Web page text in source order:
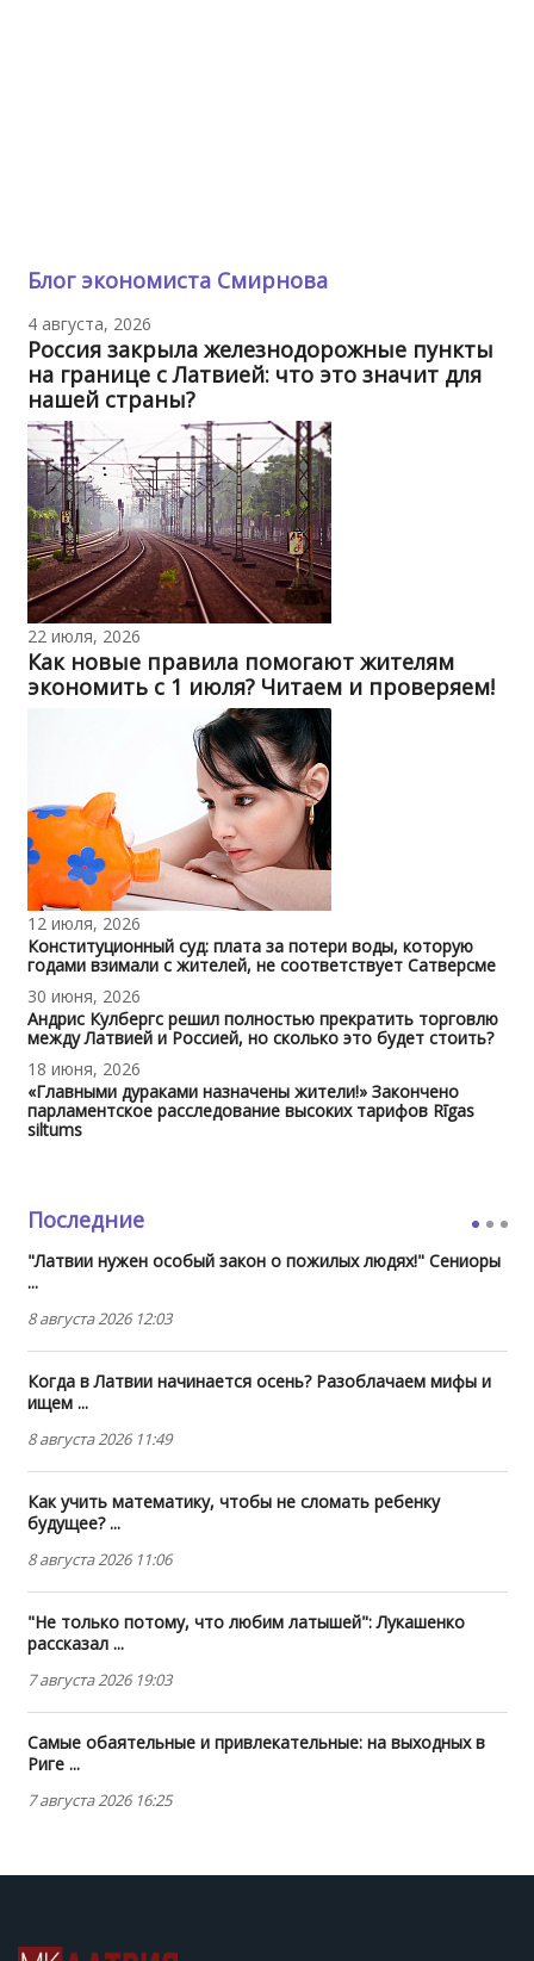
Блог экономиста Смирнова
4 августа, 2026
Россия закрыла железнодорожные пункты
на границе с Латвией: что это значит для
нашей страны?
22 июля, 2026
Как новые правила помогают жителям
экономить с 1 июля? Читаем и проверяем!
12 июля, 2026
Конституционный суд: плата за потери воды, которую
годами взимали с жителей, не соответствует Сатверсме
30 июня, 2026
Андрис Кулбергс решил полностью прекратить торговлю
между Латвией и Россией, но сколько это будет стоить?
18 июня, 2026
«Главными дураками назначены жители!» Закончено
парламентское расследование высоких тарифов Rīgas
siltums
Последние
"Латвии нужен особый закон о пожилых людях!" Сениоры
...
8 августа 2026 12:03
Когда в Латвии начинается осень? Разоблачаем мифы и
ищем ...
8 августа 2026 11:49
Как учить математику, чтобы не сломать ребенку
будущее? ...
8 августа 2026 11:06
"Не только потому, что любим латышей": Лукашенко
рассказал ...
7 августа 2026 19:03
Самые обаятельные и привлекательные: на выходных в
Риге ...
7 августа 2026 16:25